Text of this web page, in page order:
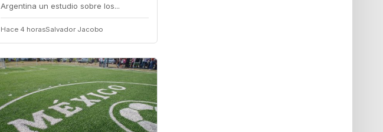
Argentina un estudio sobre los...
Hace 4 horasSalvador Jacobo